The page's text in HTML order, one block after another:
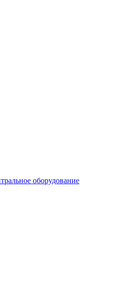
оборудование